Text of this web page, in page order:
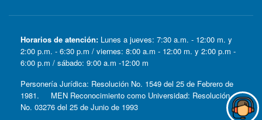
Horarios de atención: Lunes a jueves: 7:30 a.m. - 12:00 m. y
2:00 p.m. - 6:30 p.m / viernes: 8:00 a.m - 12:00 m. y 2:00 p.m -
6:00 p.m / sábado: 9:00 a.m -12:00 m
Personería Jurídica: Resolución No. 1549 del 25 de Febrero de
1981. MEN Reconocimiento como Universidad: Resolución
No. 03276 del 25 de Junio de 1993